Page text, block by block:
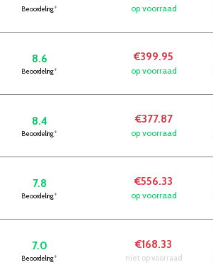
Beoordeling* op voorraad
8.6
Beoordeling*
€399.95
op voorraad
8.4
Beoordeling*
€377.87
op voorraad
7.8
Beoordeling*
€556.33
op voorraad
7.0
Beoordeling*
€168.33
niet op voorraad